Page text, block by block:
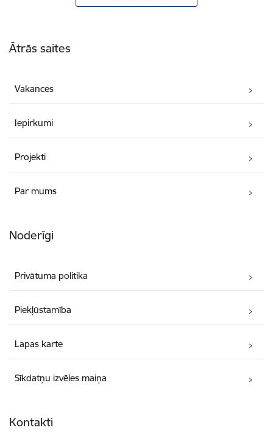
Ātrās saites
Vakances
Iepirkumi
Projekti
Par mums
Noderīgi
Privātuma politika
Piekļūstamība
Lapas karte
Sīkdatņu izvēles maiņa
Kontakti